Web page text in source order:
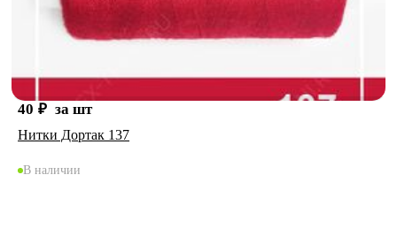
40 ₽ за шт
Нитки Дортак 137
В наличии